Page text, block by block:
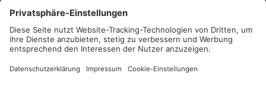
AGB
Richtlinien und Bekentnisse
Soziale Medien